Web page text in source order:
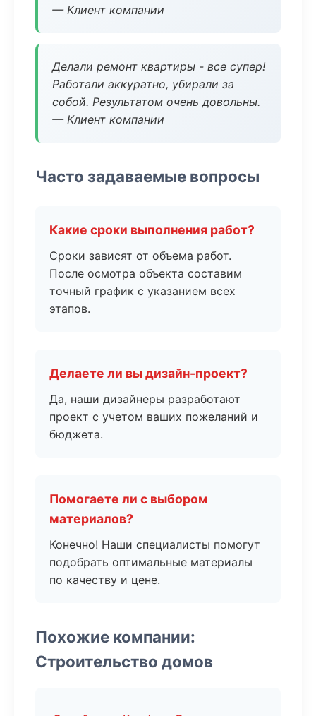
— Клиент компании
Делали ремонт квартиры - все супер!
Работали аккуратно, убирали за
собой. Результатом очень довольны.
— Клиент компании
Часто задаваемые вопросы
Какие сроки выполнения работ?
Сроки зависят от объема работ.
После осмотра объекта составим
точный график с указанием всех
этапов.
Делаете ли вы дизайн-проект?
Да, наши дизайнеры разработают
проект с учетом ваших пожеланий и
бюджета.
Помогаете ли с выбором
материалов?
Конечно! Наши специалисты помогут
подобрать оптимальные материалы
по качеству и цене.
Похожие компании:
Строительство домов